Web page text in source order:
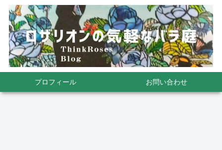
プロフィール お問い合わせ